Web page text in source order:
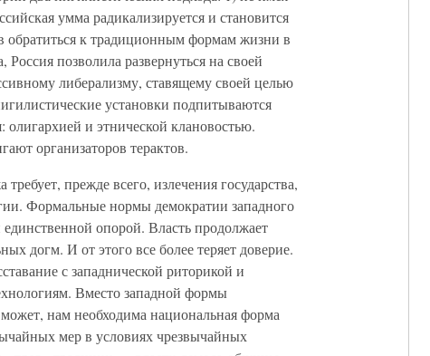
умма радикализируется и становится
обратиться к традиционным формам жизни в
позволила развернуться на своей
либерализму, ставящему своей целью
установки подпитываются
олигархией и этнической клановостью.
организаторов терактов.
прежде всего, излечения государства,
Формальные нормы демократии западного
единственной опорой. Власть продолжает
догм. И от этого все более теряет доверие.
с западнической риторикой и
Вместо западной формы
нам необходима национальная форма
мер в условиях чрезвычайных